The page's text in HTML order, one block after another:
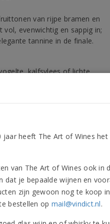
van rijpe bramen en
vol, evenwichtig en sappig in;
tannine in de finale.
kalfsvlees of lichte
Allergenen
jaar heeft The Art of Wines
van The Art of Wines ook in
dat je bepaalde wijnen en
zijn gewoon nog te koop
bestellen op mail@vindict.nl.